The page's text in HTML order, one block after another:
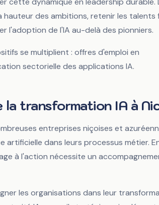
des ambitions, retenir les talents
l'adoption de l'IA au-delà des pionniers.
se multiplient : offres d'emploi en
sectorielle des applications IA.
transformation IA à
entreprises niçoises et
artificielle dans leurs processus métier.
à l'action nécessite un
les organisations dans leur